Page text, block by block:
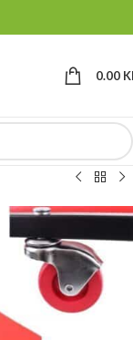
0.00